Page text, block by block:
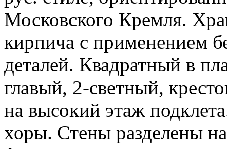
Московского Кремля.
кирпича с применением
деталей. Квадратный в
главый, 2-светный,
на высокий этаж
хоры. Стены разделены